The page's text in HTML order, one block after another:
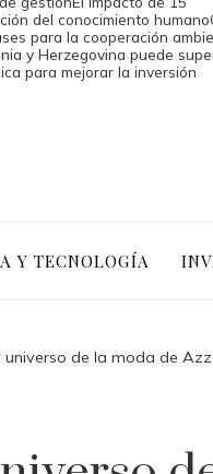
del conocimiento humano
para la cooperación
y Herzegovina puede
para mejorar la inversión
Y TECNOLOGÍA
universo de la moda de